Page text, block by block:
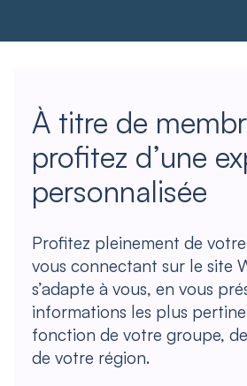
À titre de
profitez d’une
personnalisée
Profitez pleinement de
vous connectant sur le site
s’adapte à vous, en vous
informations les plus
fonction de votre groupe,
de votre région.